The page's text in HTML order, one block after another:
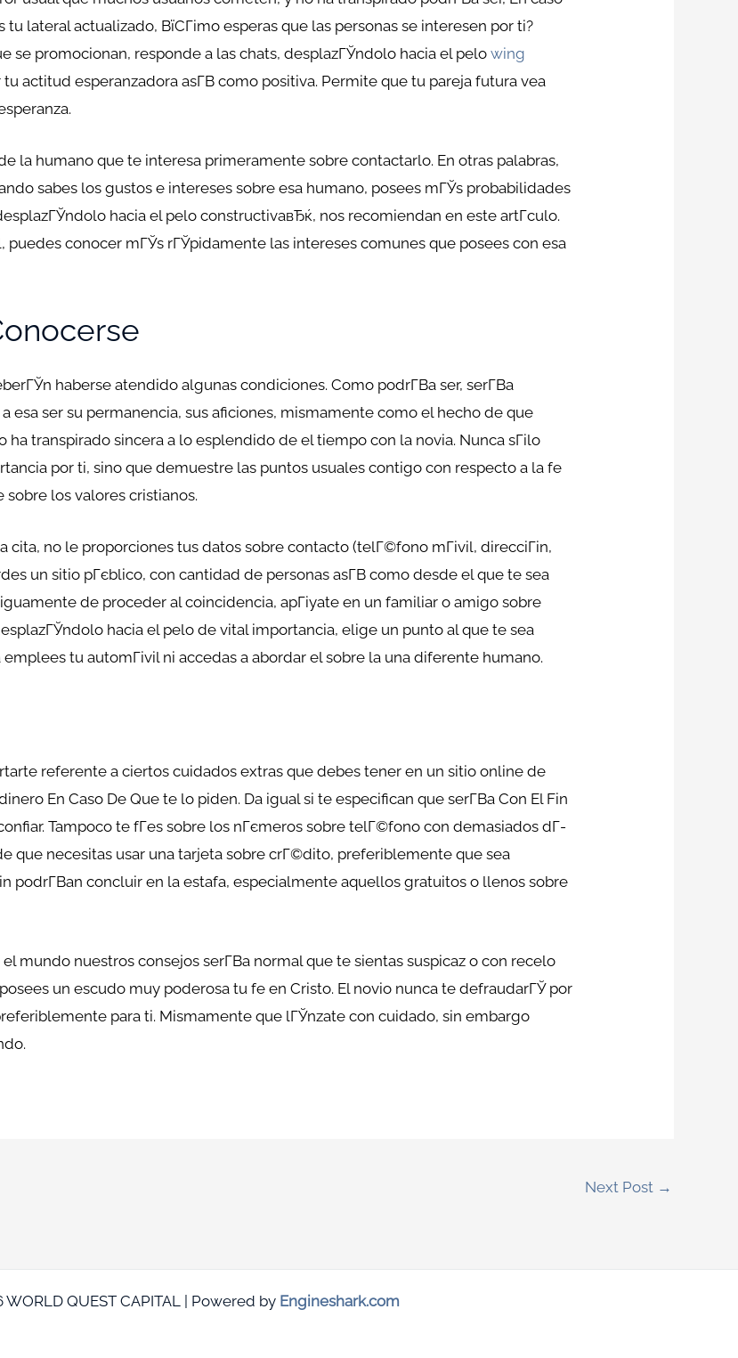
lateral actualizado, ВїCГіmo esperas que las personas se interesen por ti?
se promocionan, responde a las chats, desplazГЎndolo hacia el pelowing
actitud esperanzadora asГ­В­ como positiva. Permite que tu pareja futura vea
la humano que te interesa primeramente sobre contactarlo. En otras palabras,
sabes los gustos e intereses sobre esa humano, posees mГЎs probabilidades
hacia el pelo constructivaвЂќ, nos recomiendan en este artГ­culo.
puedes conocer mГЎs rГЎpidamente las intereses comunes que posees con esa
haberse atendido algunas condiciones. Como podrГ­В­a ser, serГ­В­a
esa ser su permanencia, sus aficiones, mismamente como el hecho de que
transpirado sincera a lo esplendido de el tiempo con la novia. Nunca sГіlo
por ti, sino que demuestre las puntos usuales contigo con respecto a la fe
los valores cristianos.
no le proporciones tus datos sobre contacto (telГ©fono mГіvil, direcciГіn,
un sitio pГєblico, con cantidad de personas asГ­В­ como desde el que te sea
de proceder al coincidencia, apГіyate en un familiar o amigo sobre
hacia el pelo de vital importancia, elige un punto al que te sea
tu automГіvil ni accedas a abordar el sobre la una diferente humano.
referente a ciertos cuidados extras que debes tener en un sitio online de
En Caso De Que te lo piden. Da igual si te especifican que serГ­В­a Con El Fin
Tampoco te fГ­es sobre los nГєmeros sobre telГ©fono con demasiados dГ­
que necesitas usar una tarjeta sobre crГ©dito, preferiblemente que sea
podrГ­В­an concluir en la estafa, especialmente aquellos gratuitos o llenos sobre
mundo nuestros consejos serГ­В­a normal que te sientas suspicaz o con recelo
un escudo muy poderosa tu fe en Cristo. El novio nunca te defraudarГЎ por
para ti. Mismamente que lГЎnzate con cuidado, sin embargo
Next Post →
QUEST CAPITAL | Powered by Engineshark.com